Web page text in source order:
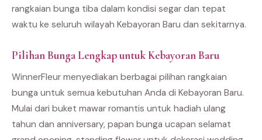
rangkaian bunga tiba dalam kondisi segar dan tepat
waktu ke seluruh wilayah Kebayoran Baru dan sekitarnya.
Pilihan Bunga Lengkap untuk Kebayoran Baru
WinnerFleur menyediakan berbagai pilihan rangkaian
bunga untuk semua kebutuhan Anda di Kebayoran Baru.
Mulai dari buket mawar romantis untuk hadiah ulang
tahun dan anniversary, papan bunga ucapan selamat